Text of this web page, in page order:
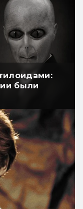
были